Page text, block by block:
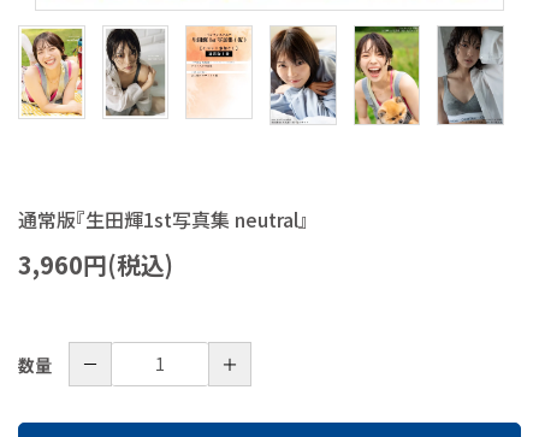
ロト・ナンバーズ書籍・グッズ
ご利用ガイド
特定商取引法について
お問い合わせ
通常版『生田輝1st写真集 neutral』
3,960円(税込)
数量 － ＋